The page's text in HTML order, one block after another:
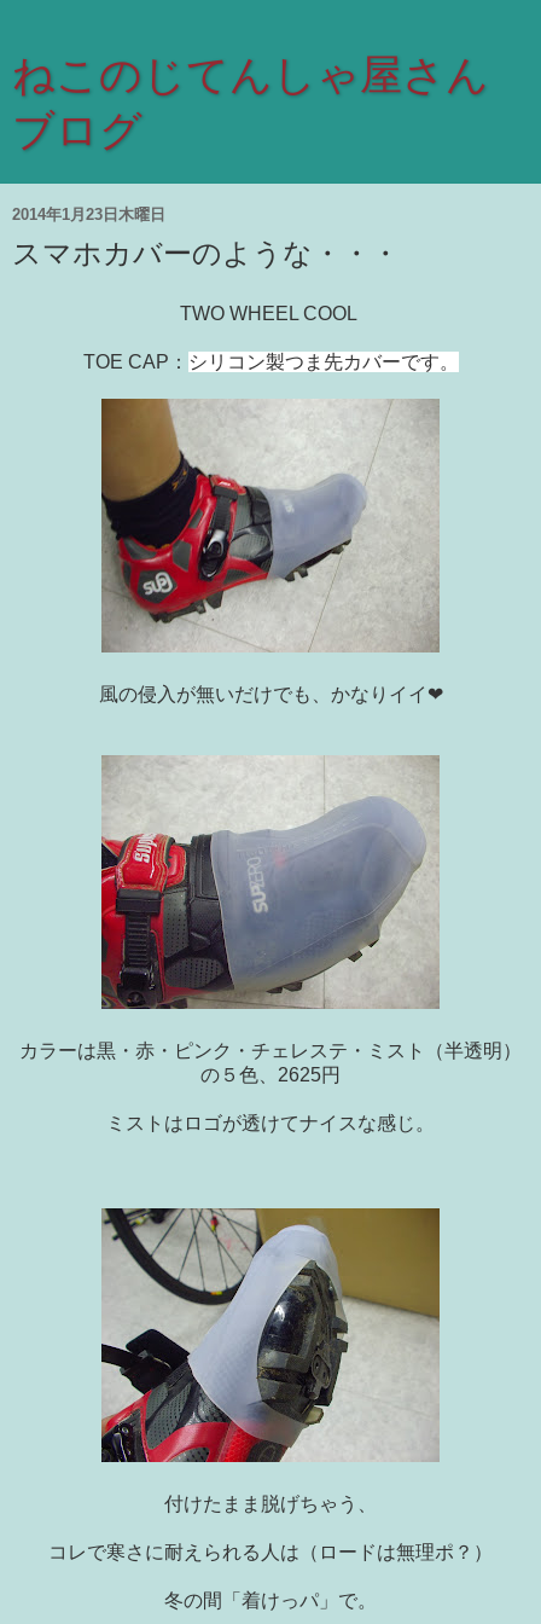
ねこのじてんしゃ屋さん
ブログ
2014年1月23日木曜日
スマホカバーのような・・・
TWO WHEEL COOL
TOE CAP： シリコン製つま先カバーです。
風の侵入が無いだけでも、かなりイイ❤
カラーは黒・赤・ピンク・チェレステ・ミスト（半透明）
の５色、2625円
ミストはロゴが透けてナイスな感じ。
付けたまま脱げちゃう、
コレで寒さに耐えられる人は（ロードは無理ポ？）
冬の間「着けっパ」で。